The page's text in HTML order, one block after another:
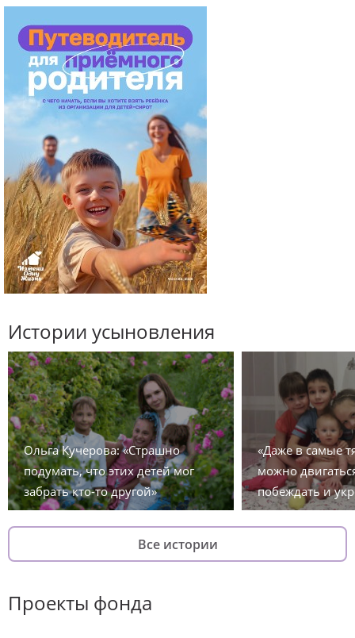
Истории усыновления
Ольга Кучерова: «Страшно
подумать, что этих детей мог
забрать кто-то другой»
«Даже в самые
можно
побеждать и
Все истории
Проекты фонда